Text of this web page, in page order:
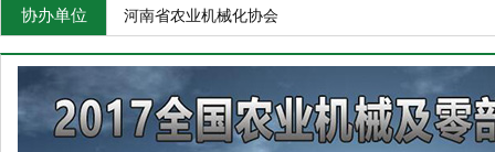
协办单位 河南省农业机械化协会